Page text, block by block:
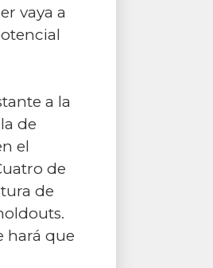
vaya a
a la
de
el
de
de
hará que